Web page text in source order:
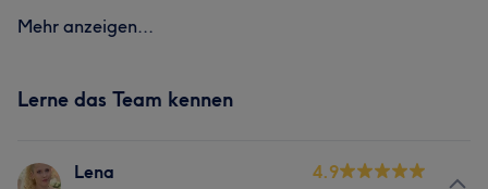
Mehr anzeigen...
Lerne das Team kennen
Lena 4.9